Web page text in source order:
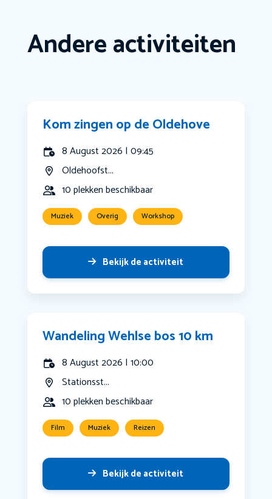
Andere activiteiten
Kom zingen op de Oldehove
8 August 2026 | 09:45
Oldehoofst...
10 plekken beschikbaar
Muziek Overig Workshop
Bekijk de activiteit
Wandeling Wehlse bos 10 km
8 August 2026 | 10:00
Stationsst...
10 plekken beschikbaar
Film Muziek Reizen
Bekijk de activiteit